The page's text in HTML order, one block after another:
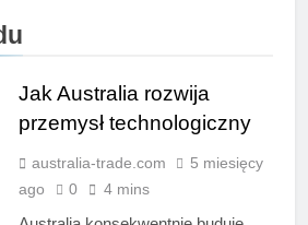
Jak Australia rozwija
przemysł technologiczny
australia-trade.com
5 miesięcy
ago
0 4 mins